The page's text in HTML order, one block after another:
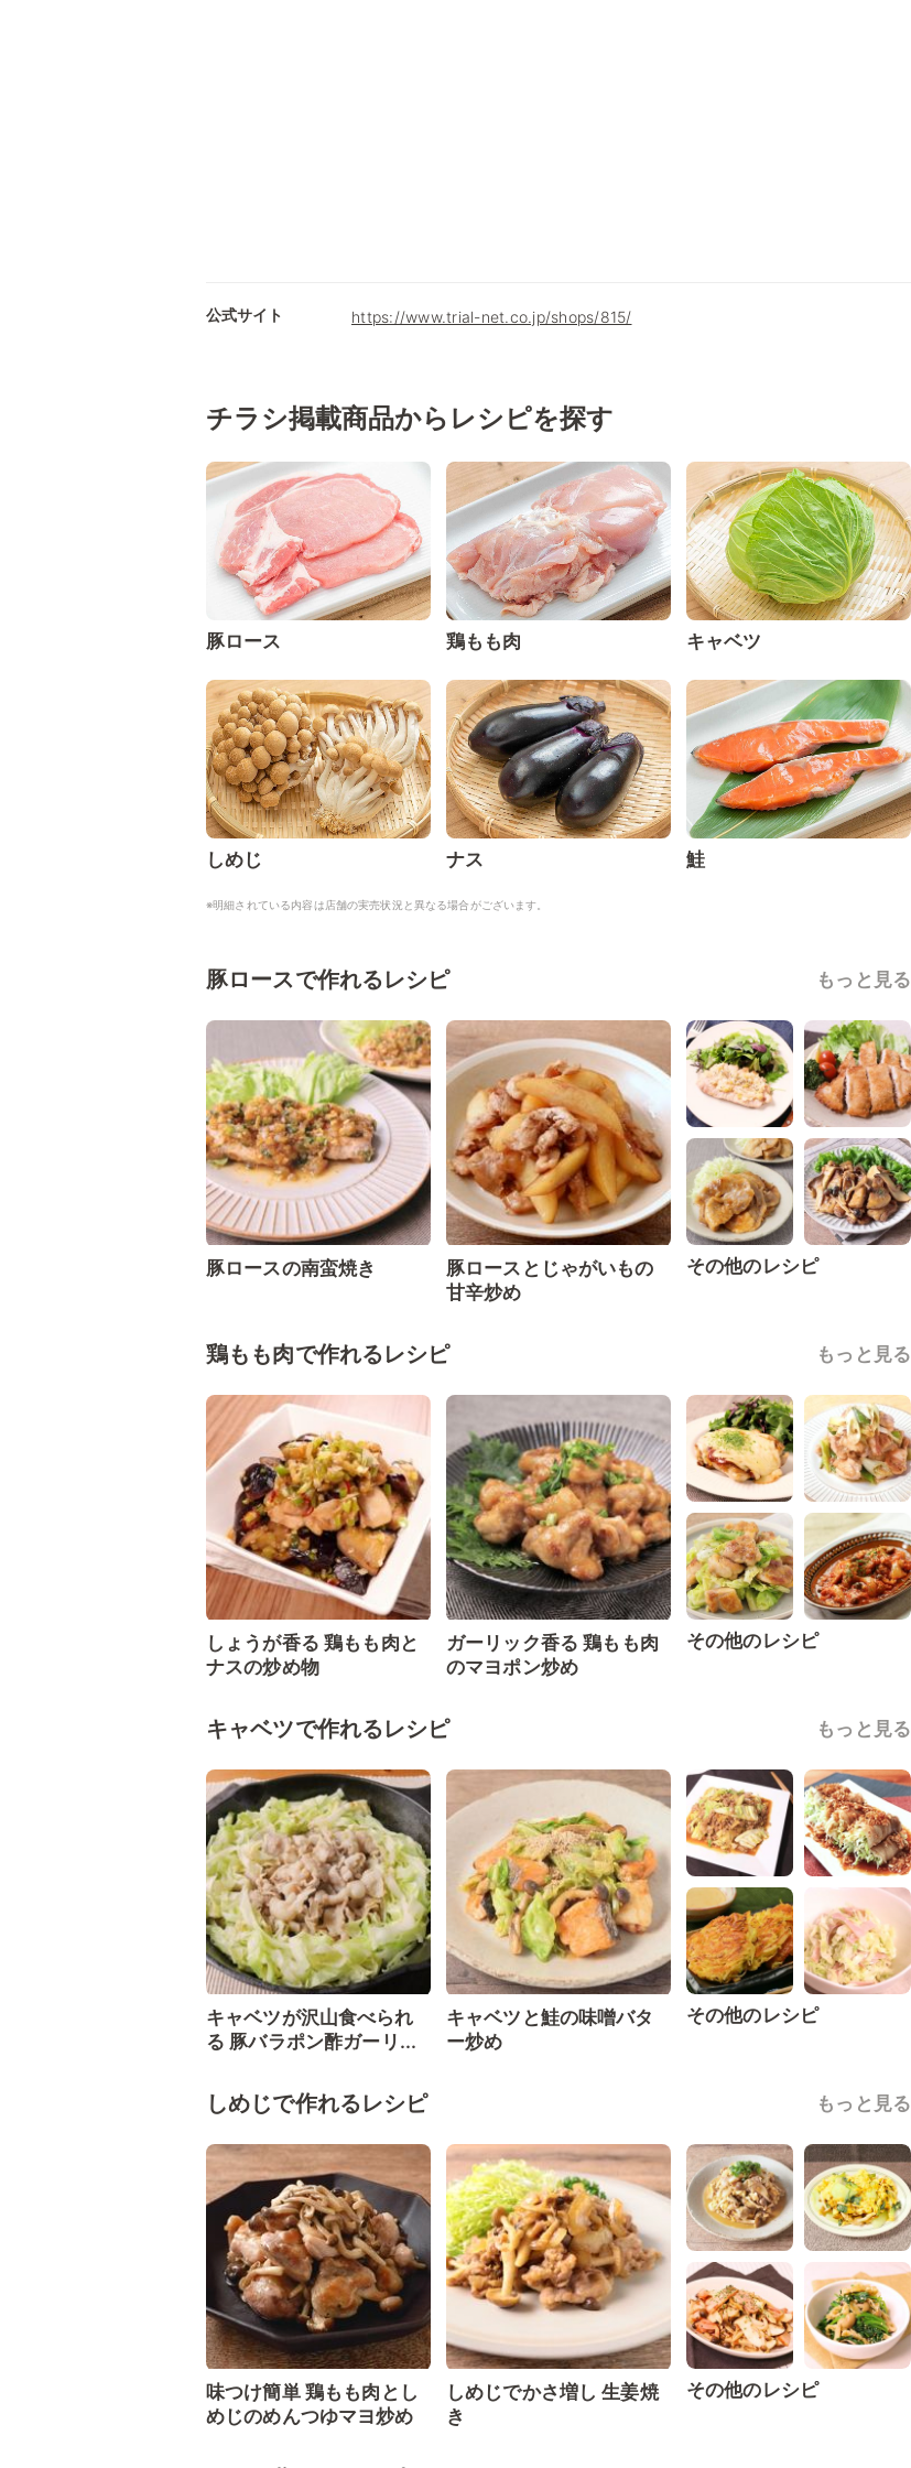
公式サイト https://www.trial-net.co.jp/shops/815/
チラシ掲載商品からレシピを探す
豚ロース 鶏もも肉 キャベツ
しめじ ナス 鮭
※明細されている内容は店舗の実売状況と異なる場合がございます。
豚ロースで作れるレシピ もっと見る
豚ロースの南蛮焼き
豚ロースとじゃがいもの
甘辛炒め
その他のレシピ
鶏もも肉で作れるレシピ もっと見る
しょうが香る 鶏もも肉と
ナスの炒め物
ガーリック香る 鶏もも肉
のマヨポン炒め
その他のレシピ
キャベツで作れるレシピ もっと見る
キャベツが沢山食べられ
る 豚バラポン酢ガーリ...
キャベツと鮭の味噌バタ
ー炒め
その他のレシピ
しめじで作れるレシピ もっと見る
味つけ簡単 鶏もも肉とし
めじのめんつゆマヨ炒め
しめじでかさ増し 生姜焼
き
その他のレシピ